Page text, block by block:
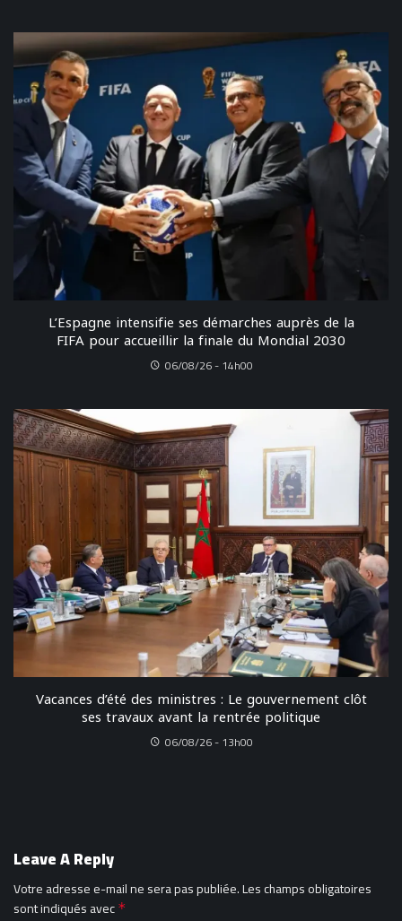
L’Espagne intensifie ses démarches auprès de la
FIFA pour accueillir la finale du Mondial 2030
06/08/26 - 14h00
Vacances d’été des ministres : Le gouvernement clôt
ses travaux avant la rentrée politique
06/08/26 - 13h00
Leave A Reply
Votre adresse e-mail ne sera pas publiée.Les champs obligatoires
sont indiqués avec *